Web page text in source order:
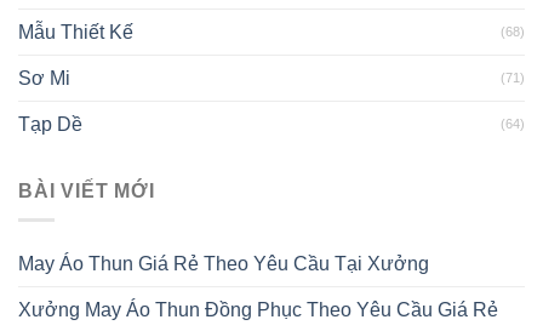
Mẫu Thiết Kế (68)
Sơ Mi (71)
Tạp Dề (64)
BÀI VIẾT MỚI
May Áo Thun Giá Rẻ Theo Yêu Cầu Tại Xưởng
Xưởng May Áo Thun Đồng Phục Theo Yêu Cầu Giá Rẻ